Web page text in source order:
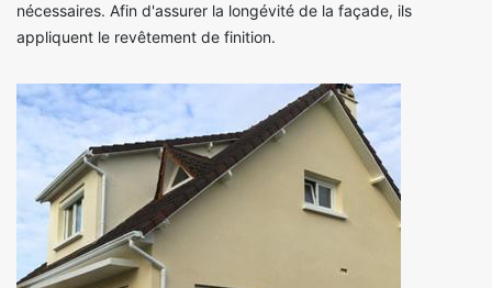
nécessaires. Afin d'assurer la longévité de la façade, ils
appliquent le revêtement de finition.